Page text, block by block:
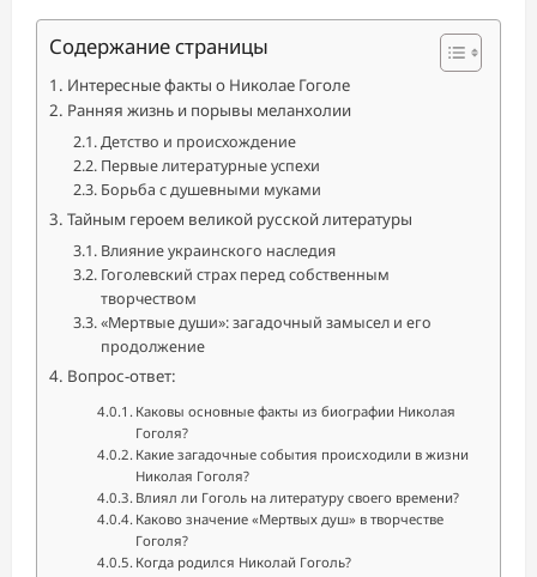
Содержание страницы
Интересные факты о Николае Гоголе
Ранняя жизнь и порывы меланхолии
Детство и происхождение
Первые литературные успехи
Борьба с душевными муками
Тайным героем великой русской литературы
Влияние украинского наследия
Гоголевский страх перед собственным
творчеством
«Мертвые души»: загадочный замысел и его
продолжение
Вопрос-ответ:
Каковы основные факты из биографии Николая
Гоголя?
Какие загадочные события происходили в жизни
Николая Гоголя?
Влиял ли Гоголь на литературу своего времени?
Каково значение «Мертвых душ» в творчестве
Гоголя?
Когда родился Николай Гоголь?